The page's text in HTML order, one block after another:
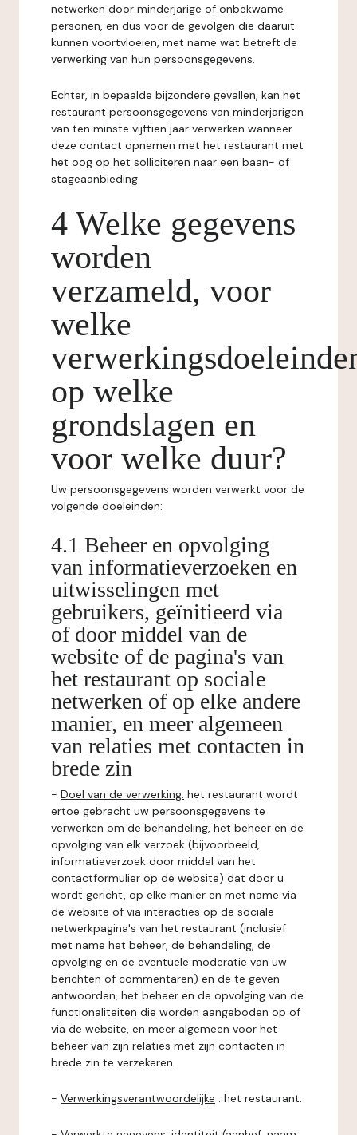
netwerken door minderjarige of onbekwame
personen, en dus voor de gevolgen die daaruit
kunnen voortvloeien, met name wat betreft de
verwerking van hun persoonsgegevens.
Echter, in bepaalde bijzondere gevallen, kan het
restaurant persoonsgegevens van minderjarigen
van ten minste vijftien jaar verwerken wanneer
deze contact opnemen met het restaurant met
het oog op het solliciteren naar een baan- of
stageaanbieding.
4 Welke gegevens
worden
verzameld, voor
welke
op welke
grondslagen en
voor welke duur?
Uw persoonsgegevens worden verwerkt voor de
volgende doeleinden:
4.1 Beheer en opvolging
van informatieverzoeken en
uitwisselingen met
gebruikers, geïnitieerd via
of door middel van de
website of de pagina's van
het restaurant op sociale
netwerken of op elke andere
manier, en meer algemeen
van relaties met contacten in
brede zin
- Doel van de verwerking: het restaurant wordt
ertoe gebracht uw persoonsgegevens te
verwerken om de behandeling, het beheer en de
opvolging van elk verzoek (bijvoorbeeld,
informatieverzoek door middel van het
contactformulier op de website) dat door u
wordt gericht, op elke manier en met name via
de website of via interacties op de sociale
netwerkpagina's van het restaurant (inclusief
met name het beheer, de behandeling, de
opvolging en de eventuele moderatie van uw
berichten of commentaren) en de te geven
antwoorden, het beheer en de opvolging van de
functionaliteiten die worden aangeboden op of
via de website, en meer algemeen voor het
beheer van zijn relaties met zijn contacten in
brede zin te verzekeren.
- Verwerkingsverantwoordelijke : het restaurant.